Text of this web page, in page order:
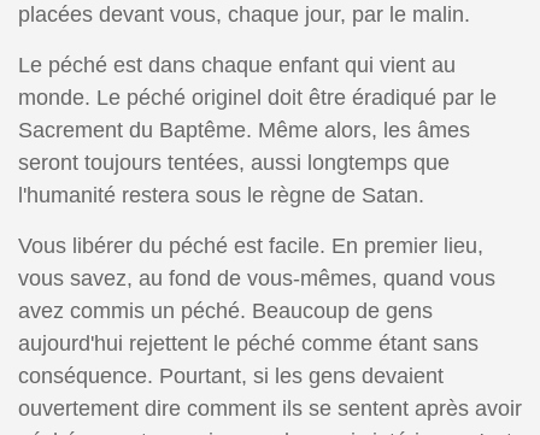
placées devant vous, chaque jour, par le malin.
Le péché est dans chaque enfant qui vient au
monde. Le péché originel doit être éradiqué par le
Sacrement du Baptême. Même alors, les âmes
seront toujours tentées, aussi longtemps que
l'humanité restera sous le règne de Satan.
Vous libérer du péché est facile. En premier lieu,
vous savez, au fond de vous-mêmes, quand vous
avez commis un péché. Beaucoup de gens
aujourd'hui rejettent le péché comme étant sans
conséquence. Pourtant, si les gens devaient
ouvertement dire comment ils se sentent après avoir